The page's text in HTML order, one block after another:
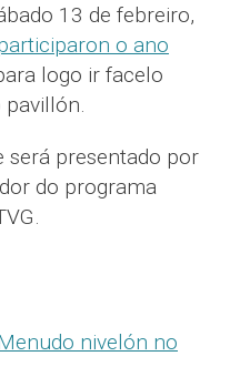
13 de febreiro,
o ano
logo ir facelo
pavillón.
será presentado por
do programa
nivelón no